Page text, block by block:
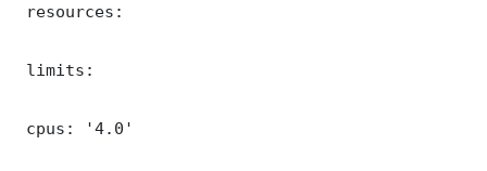
resources:
limits:
cpus: '4.0'